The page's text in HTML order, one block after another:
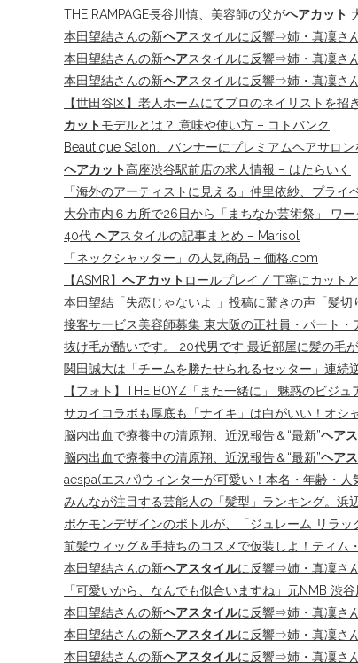
THE RAMPAGE長谷川慎、美容師の父がヘアカット
本田望結さんの新ヘアスタイルに反響⇒姉・真凜さ
本田望結さんの新ヘアスタイルに反響⇒姉・真凜さ
本田望結さんの新ヘアスタイルに反響⇒姉・真凜さ
【世田谷区】老人ホームにてプロのネイリストを招
カットモデルとは？ 意味や使い方 – コトバンク
Beautique Salon、バンナーにプレミアムヘアサロ
ヘアカット高座渋谷駅前店の求人情報 – はたらいく
「海外のアーティストに見える」仲里依紗、プライ
大分市内６カ所で26日から「まちなか芸術祭」 ワ
40代 ヘアスタイルの記事まとめ – Marisol
「ネックシャッター」の人気商品 – 価格.com
【ASMR】 ヘアカット ロールプレイ / 丁寧にカット
本田望結「失恋じゃないよ 」投稿に驚きの声「髪
接客サービス美容師募集 東大阪の正社員・パート
抜け毛が酷いです。 20代男です 最近部屋に髪の毛
関田誠大は「チームを勝たせられるセッター」連続
【フォト】THE BOYZ「また一緒に」 魅惑のビジ
サカイコラボも厚底も「ナイキ」は白がいい！オシ
脳内出血で療養中の清原翔、近況報告＆“最新”ヘア
脳内出血で療養中の清原翔、近況報告＆“最新”ヘア
aespa(エスパ)ウィンターが可愛い！本名・年齢・
みんなが注目する芸能人の「髪型」ランキング。浜
ポケモンデザインのボトルが、「ジュレーム リラ
前髪ウィッグ＆手持ちのコスメで仮装しよ！ティム
本田望結さんの新ヘアスタイルに反響⇒姉・真凜さ
「可愛いから、なんでも似合いますね」元NMB 渋
本田望結さんの新ヘアスタイルに反響⇒姉・真凜さ
本田望結さんの新ヘアスタイルに反響⇒姉・真凜さ
本田望結さんの新ヘアスタイルに反響⇒姉・真凜さ